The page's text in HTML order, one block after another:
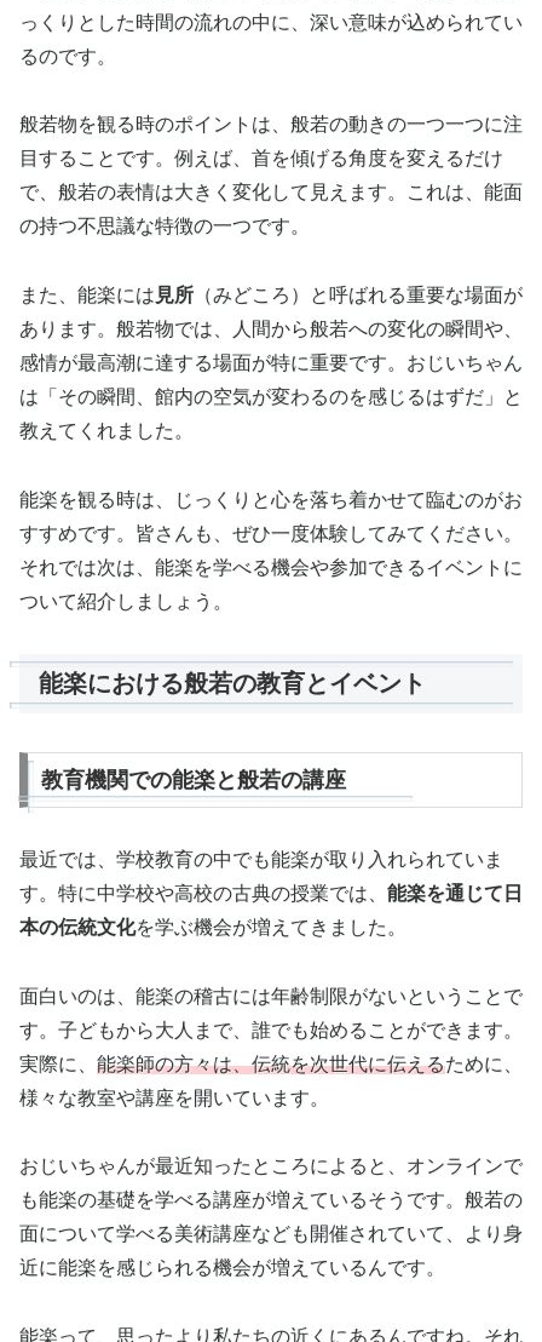
っくりとした時間の流れの中に、深い意味が込められてい
るのです。
般若物を観る時のポイントは、般若の動きの一つ一つに注
目することです。例えば、首を傾げる角度を変えるだけ
で、般若の表情は大きく変化して見えます。これは、能面
の持つ不思議な特徴の一つです。
また、能楽には 見所 （みどころ）と呼ばれる重要な場面が
あります。般若物では、人間から般若への変化の瞬間や、
感情が最高潮に達する場面が特に重要です。おじいちゃん
は「その瞬間、館内の空気が変わるのを感じるはずだ」と
教えてくれました。
能楽を観る時は、じっくりと心を落ち着かせて臨むのがお
すすめです。皆さんも、ぜひ一度体験してみてください。
それでは次は、能楽を学べる機会や参加できるイベントに
ついて紹介しましょう。
能楽における般若の教育とイベント
教育機関での能楽と般若の講座
最近では、学校教育の中でも能楽が取り入れられていま
す。特に中学校や高校の古典の授業では、 能楽を通じて日
本の伝統文化を学ぶ機会が増えてきました。
面白いのは、能楽の稽古には年齢制限がないということで
す。子どもから大人まで、誰でも始めることができます。
実際に、 能楽師の方々は、伝統を次世代に伝えるために、
様々な教室や講座を開いています。
おじいちゃんが最近知ったところによると、オンラインで
も能楽の基礎を学べる講座が増えているそうです。般若の
面について学べる美術講座なども開催されていて、より身
近に能楽を感じられる機会が増えているんです。
能楽って、思ったより私たちの近くにあるんですね。それ